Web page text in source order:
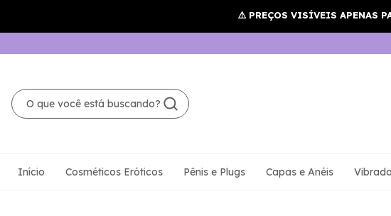
Início Cosméticos Eróticos Pênis e Plugs Capas e Anéis